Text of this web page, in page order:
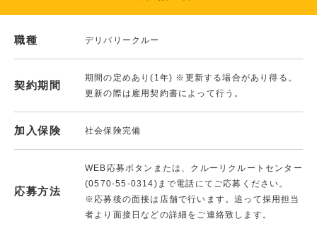
職種 デリバリークルー
契約期間
期間の定めあり(1年) ※更新する場合があり得る。
更新の際は雇用契約書によって行う。
加入保険 社会保険完備
応募方法
WEB応募ボタンまたは、クルーリクルートセンター
(0570-55-0314)まで電話にてご応募ください。
※応募後の面接は店舗で行います。追って採用担当
者より面接日などの詳細をご連絡致します。